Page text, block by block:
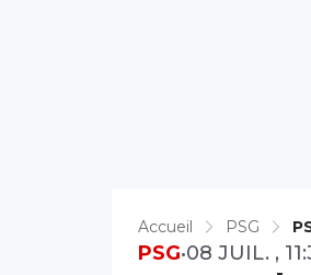
Accueil PSG
PSG•08 JUIL. ,